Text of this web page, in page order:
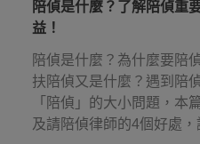
陪偵是什麼？了解陪偵重
益！
陪偵是什麼？為什麼要陪
扶陪偵又是什麼？遇到陪
「陪偵」的大小問題，本
及請陪偵律師的4個好處